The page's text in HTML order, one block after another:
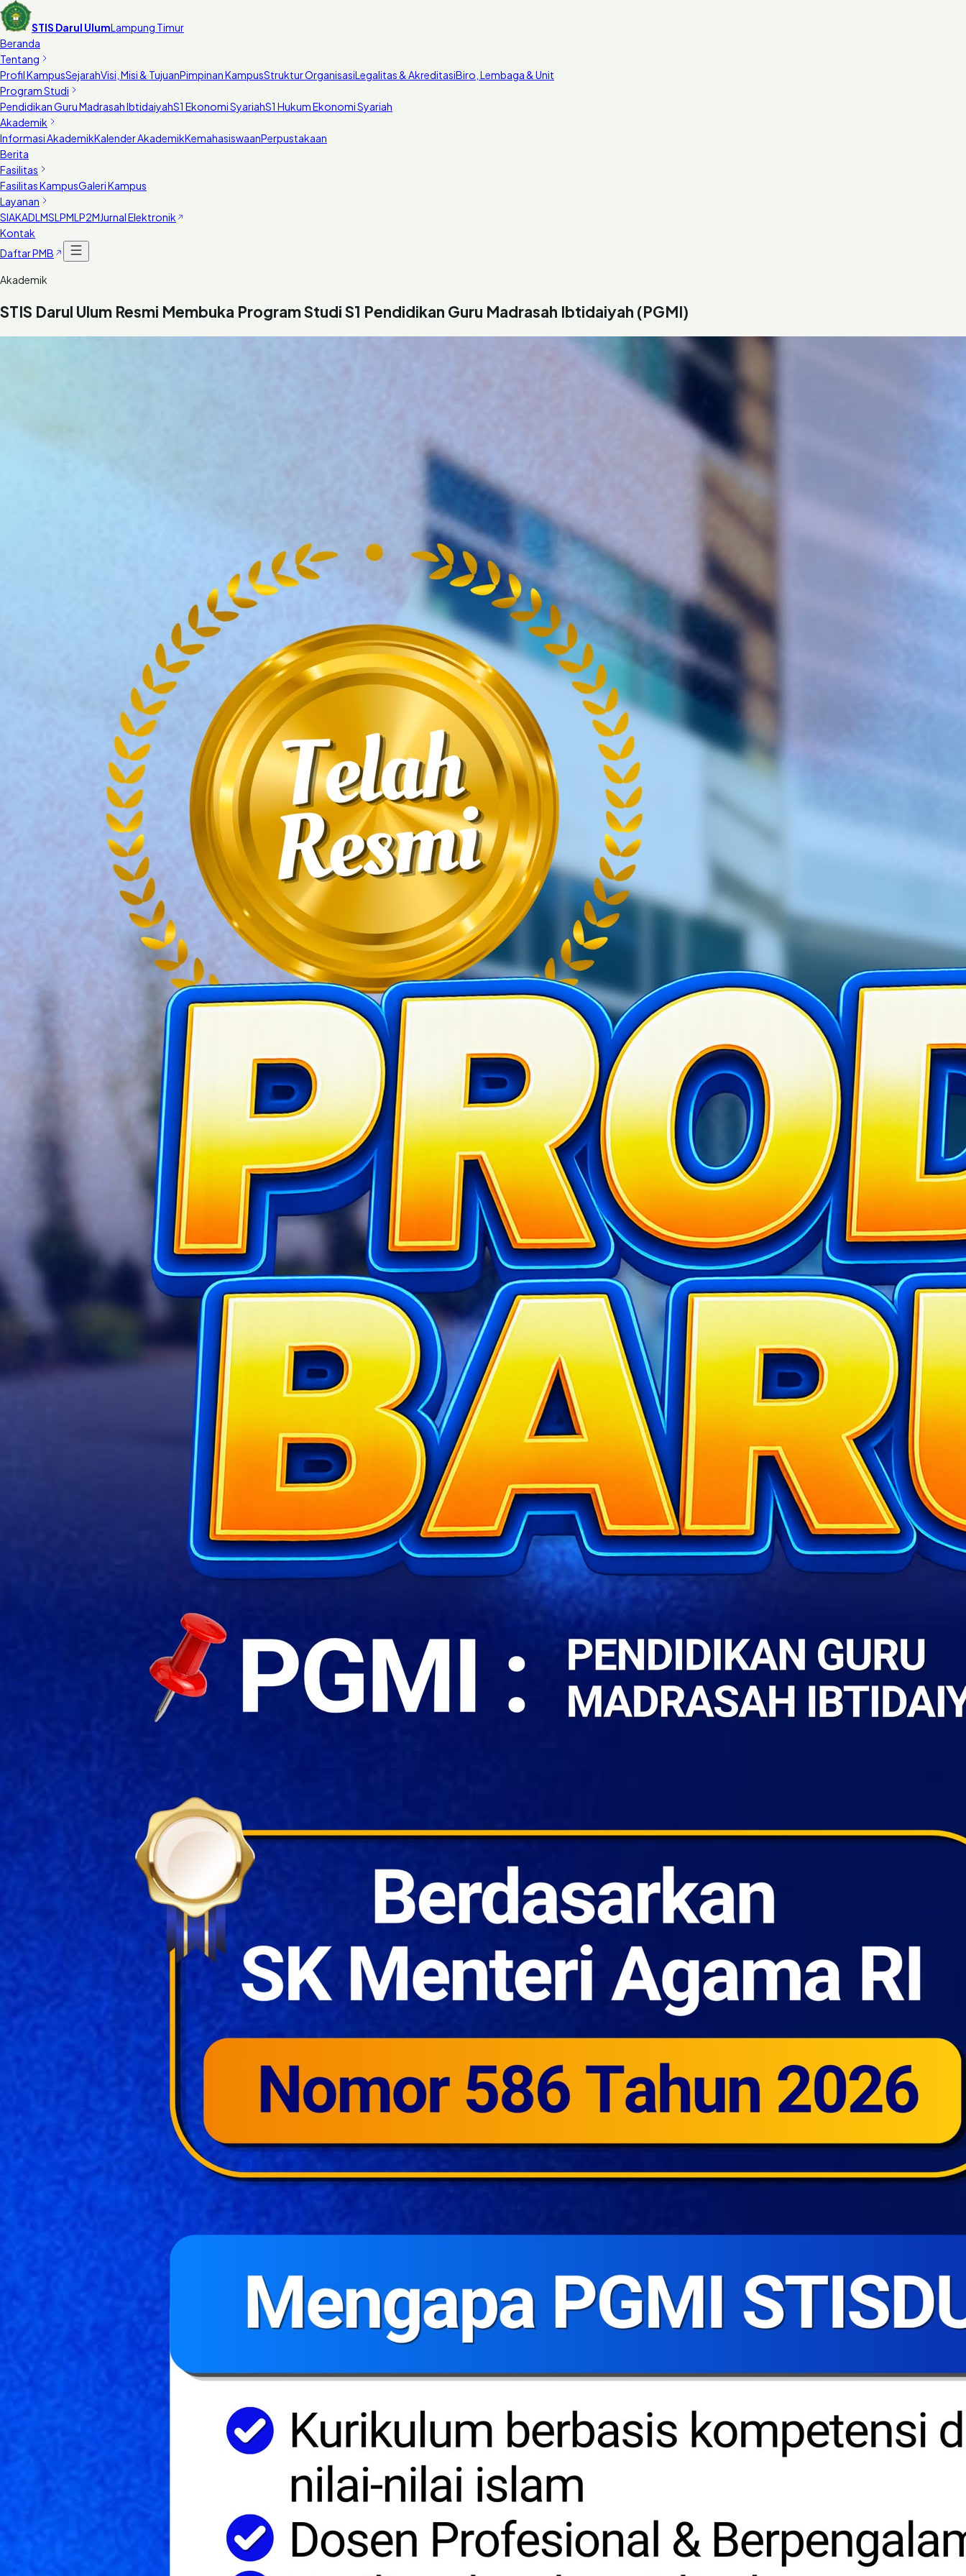
STIS Darul UlumLampung Timur
Beranda
Tentang
Profil KampusSejarahVisi, Misi & TujuanPimpinan KampusStruktur OrganisasiLegalitas & AkreditasiBiro, Lembaga & Unit
Program Studi
Pendidikan Guru Madrasah IbtidaiyahS1 Ekonomi SyariahS1 Hukum Ekonomi Syariah
Akademik
Informasi AkademikKalender AkademikKemahasiswaanPerpustakaan
Berita
Fasilitas
Fasilitas KampusGaleri Kampus
Layanan
SIAKADLMSLPMLP2MJurnal Elektronik
Kontak
Daftar PMB
Akademik
STIS Darul Ulum Resmi Membuka Program Studi S1 Pendidikan Guru Madrasah Ibtidaiyah (PGMI)